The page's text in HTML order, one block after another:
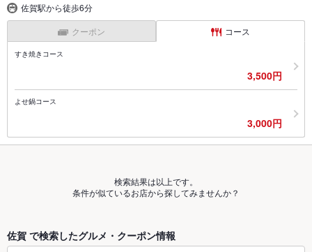
佐賀駅から徒歩6分
クーポン コース
すき焼きコース
3,500円
よせ鍋コース
3,000円
検索結果は以上です。
条件が似ているお店から探してみませんか？
佐賀 で検索したグルメ・クーポン情報